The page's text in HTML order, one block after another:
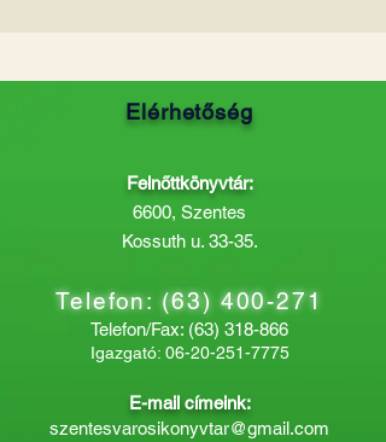
Elérhetőség
Felnőttkönyvtár:
6600, Szentes
Kossuth u. 33-35.
Telefon:(63) 400-271
Telefon/Fax: (63) 318-866
Igazgató: 06-20-251-7775
E-mail címeink:
szentesvarosikonyvtar@gmail.com